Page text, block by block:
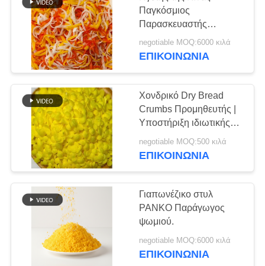
ΠΟΙΌΤΗΤΑΣ
ΕΠΙΚΟΙΝΩΝΉΣΤΕ
ΜΑΖΊ
ΜΑΣ
ΕΙΔΉΣΕΙΣ
ΥΠΟΘΈΣΕΙΣ
ΖΗΤΉΣΤΕ
ΜΙΑ
ΠΡΟΣΦΟΡΆ
Ολόκληρα Crumbs
ψωμιού Panko σίτου
Ψημένο φύκι Nori
102
Παγκόσμιος
Παρασκευαστής
ψωμιού.
negotiable MOQ:6000 κιλά
ΕΠΙΚΟΙΝΩΝΊΑ
Χονδρικό Dry Bread
Crumbs Προμηθευτής |
Υποστήριξη ιδιωτικής
ετικέτας και
προσαρμοσμένων
negotiable MOQ:500 κιλά
ΕΠΙΚΟΙΝΩΝΊΑ
Γιαπωνέζικο στυλ
PANKO Παράγωγος
ψωμιού.
negotiable MOQ:6000 κιλά
ΕΠΙΚΟΙΝΩΝΊΑ